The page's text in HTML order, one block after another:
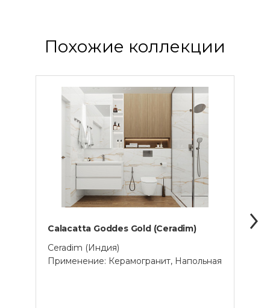
Похожие коллекции
Calacatta Goddes Gold (Ceradim)
Ceradim (Индия)
Применение: Керамогранит, Напольная